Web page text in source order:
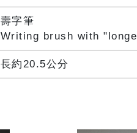
壽字筆
Writing brush with
長約20.5公分